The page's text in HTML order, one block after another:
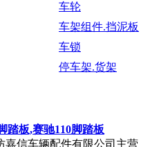
车轮
车架组件.挡泥板
车锁
停车架.货架
踏板,赛驰110脚踏板
嘉信车辆配件有限公司主